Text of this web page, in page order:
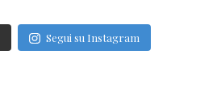
Segui su Instagram